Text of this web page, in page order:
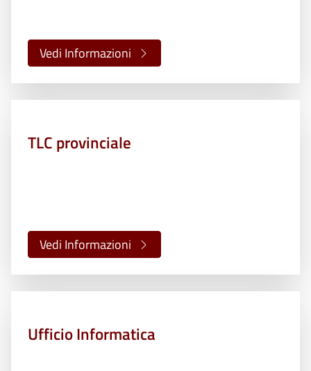
Vedi Informazioni
TLC provinciale
Vedi Informazioni
Ufficio Informatica